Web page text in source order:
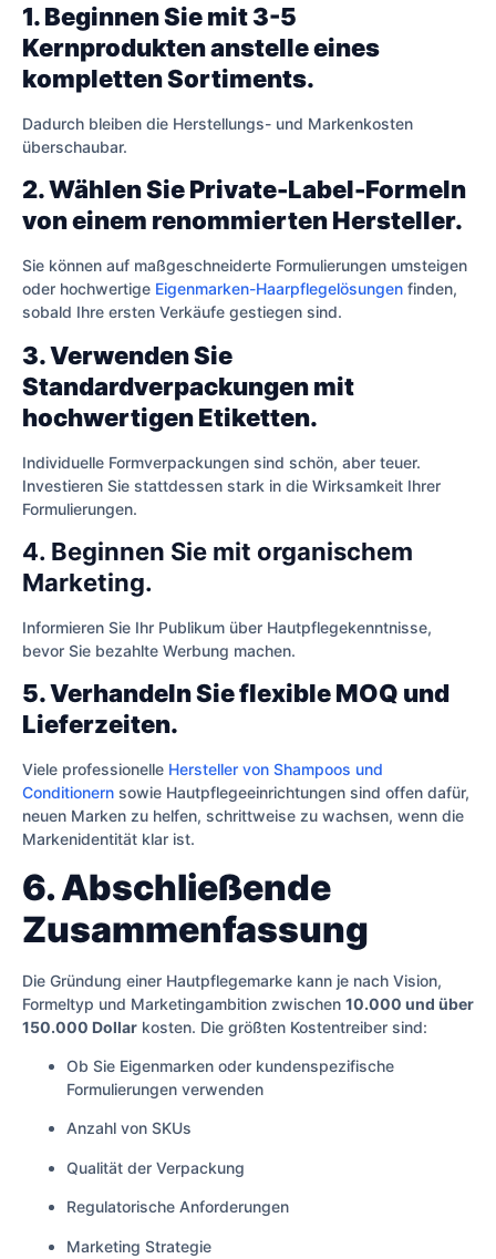
1. Beginnen Sie mit 3-5
Kernprodukten anstelle eines
kompletten Sortiments.
Dadurch bleiben die Herstellungs- und Markenkosten
überschaubar.
2. Wählen Sie Private-Label-Formeln
von einem renommierten Hersteller.
Sie können auf maßgeschneiderte Formulierungen umsteigen
oder hochwertige Eigenmarken-Haarpflegelösungen finden,
sobald Ihre ersten Verkäufe gestiegen sind.
3. Verwenden Sie
Standardverpackungen mit
hochwertigen Etiketten.
Individuelle Formverpackungen sind schön, aber teuer.
Investieren Sie stattdessen stark in die Wirksamkeit Ihrer
Formulierungen.
4. Beginnen Sie mit organischem
Marketing.
Informieren Sie Ihr Publikum über Hautpflegekenntnisse,
bevor Sie bezahlte Werbung machen.
5. Verhandeln Sie flexible MOQ und
Lieferzeiten.
Viele professionelle Hersteller von Shampoos und
Conditionern sowie Hautpflegeeinrichtungen sind offen dafür,
neuen Marken zu helfen, schrittweise zu wachsen, wenn die
Markenidentität klar ist.
6. Abschließende
Zusammenfassung
Die Gründung einer Hautpflegemarke kann je nach Vision,
Formeltyp und Marketingambition zwischen 10.000 und über
150.000 Dollar kosten. Die größten Kostentreiber sind:
Ob Sie Eigenmarken oder kundenspezifische
Formulierungen verwenden
Anzahl von SKUs
Qualität der Verpackung
Regulatorische Anforderungen
Marketing Strategie